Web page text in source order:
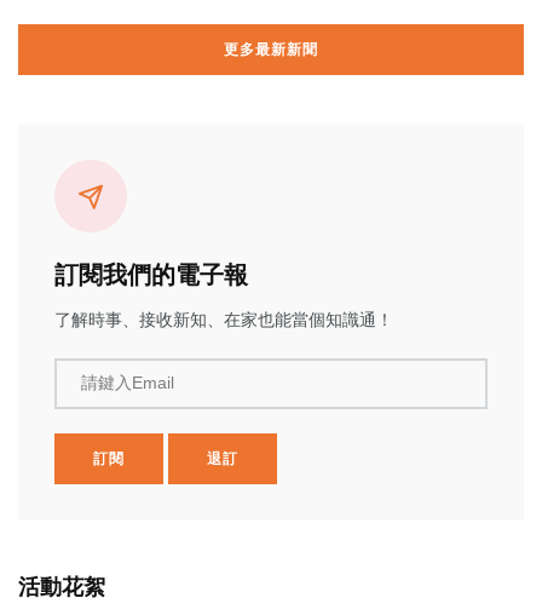
更多最新新聞
訂閱我們的電子報
了解時事、接收新知、在家也能當個知識通！
請鍵入Email
訂閱 退訂
活動花絮